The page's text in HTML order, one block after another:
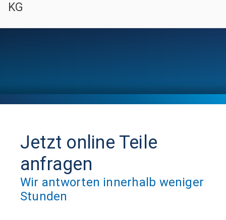
Jetzt online Teile
anfragen
Wir antworten innerhalb weniger
Stunden